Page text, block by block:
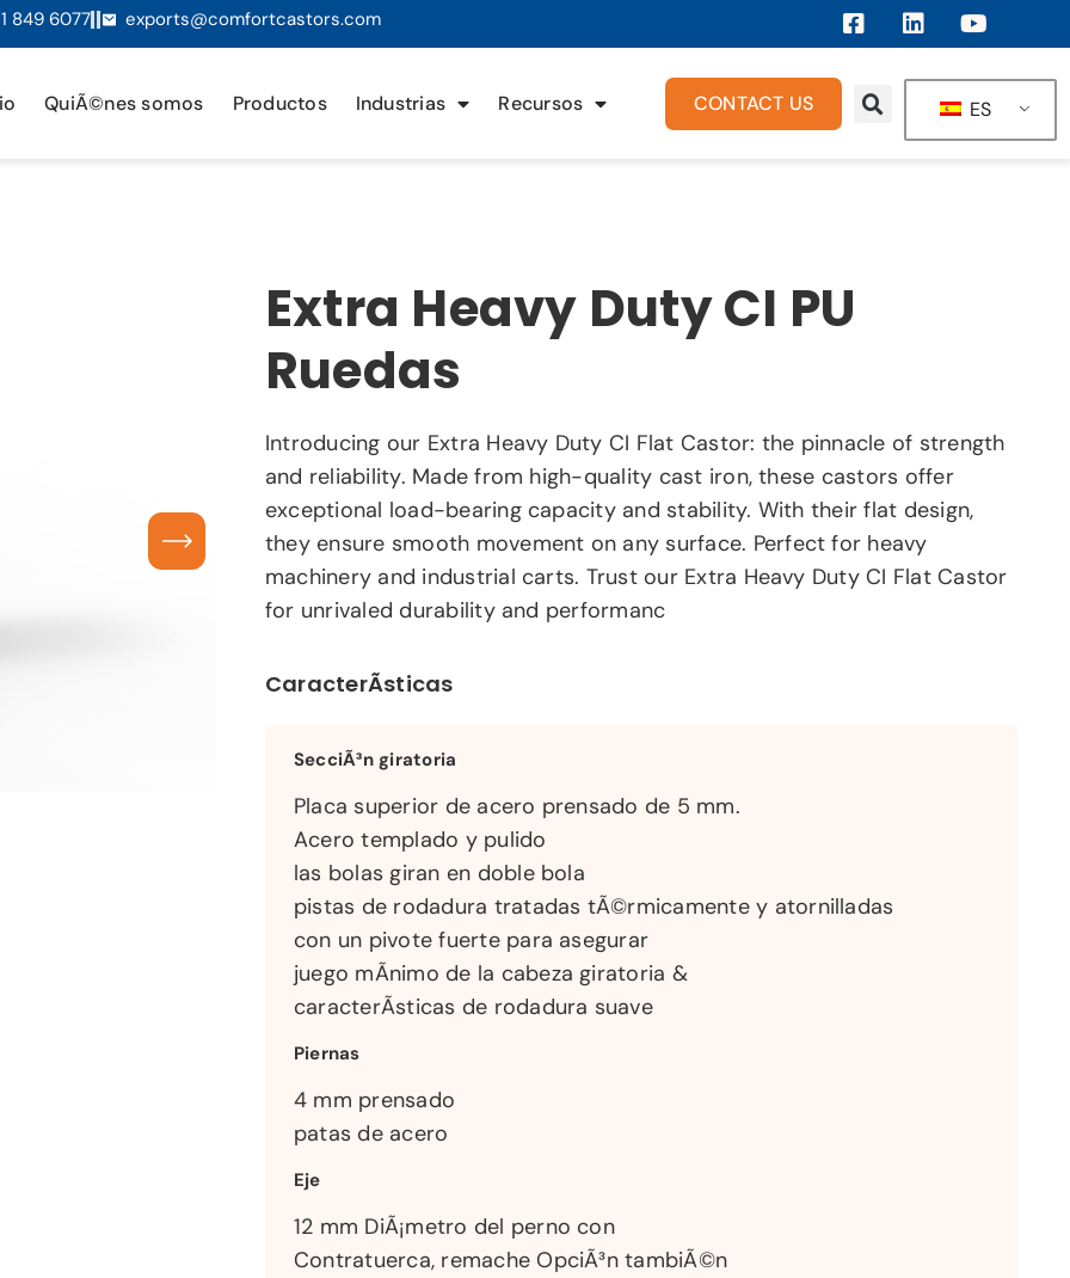
849 6077 exports@comfortcastors.com
QuiÃ©nes somos Productos Industrias Recursos CONTACT US ES
Extra Heavy Duty CI PU
Ruedas
Introducing our Extra Heavy Duty CI Flat Castor: the pinnacle of strength
and reliability. Made from high-quality cast iron, these castors offer
exceptional load-bearing capacity and stability. With their flat design,
they ensure smooth movement on any surface. Perfect for heavy
machinery and industrial carts. Trust our Extra Heavy Duty CI Flat Castor
for unrivaled durability and performanc
CaracterÃ­sticas
SecciÃ³n giratoria
Placa superior de acero prensado de 5 mm.
Acero templado y pulido
las bolas giran en doble bola
pistas de rodadura tratadas tÃ©rmicamente y atornilladas
con un pivote fuerte para asegurar
juego mÃ­nimo de la cabeza giratoria &
caracterÃ­sticas de rodadura suave
Piernas
4 mm prensado
patas de acero
Eje
12 mm DiÃ¡metro del perno con
Contratuerca, remache OpciÃ³n tambiÃ©n